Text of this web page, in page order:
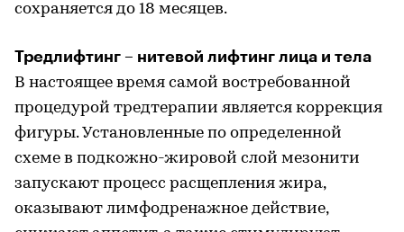
сохраняется до 18 месяцев.
Тредлифтинг – нитевой лифтинг лица и тела
В настоящее время самой востребованной
процедурой тредтерапии является коррекция
фигуры. Установленные по определенной
схеме в подкожно-жировой слой мезонити
запускают процесс расщепления жира,
оказывают лимфодренажное действие,